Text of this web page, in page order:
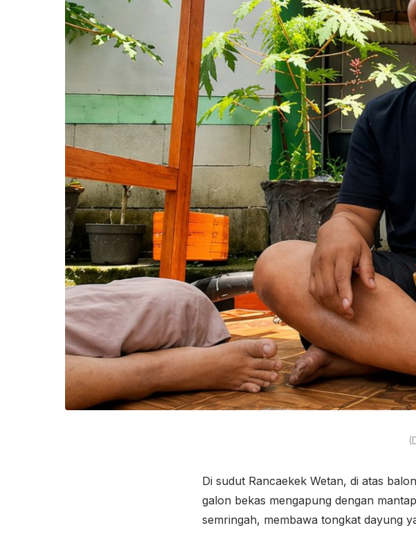
Di sudut Rancaekek Wetan, di atas
galon bekas mengapung dengan
semringah, membawa tongkat dayung